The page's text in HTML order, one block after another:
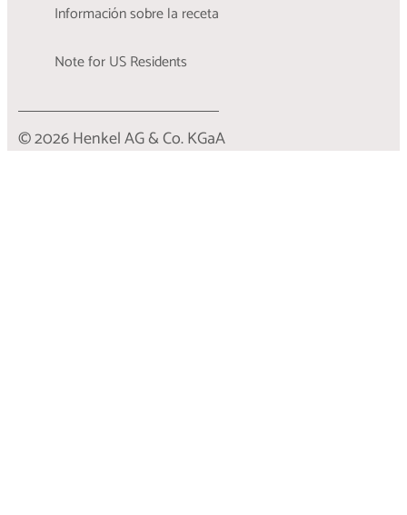
Información sobre la receta
Note for US Residents
© 2026 Henkel AG & Co. KGaA